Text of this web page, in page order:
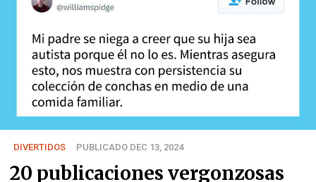
DIVERTIDOS PUBLICADO DEC 13, 2024
20 publicaciones vergonzosas